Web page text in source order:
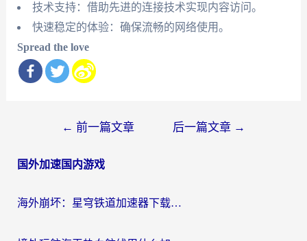
技术支持：借助先进的连接技术实现内容访问。
快速稳定的体验：确保流畅的网络使用。
Spread the love
导
← 前一篇文章 后一篇文章 →
国外加速国内游戏
海外崩坏：星穹铁道加速器下载安装：一份给游子的终极网络指南